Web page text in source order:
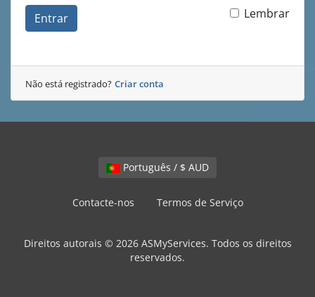
Entrar Lembrar
Não está registrado? Criar conta
Português / $ AUD
Contacte-nos Termos de Serviço
Direitos autorais © 2026 ASMyServices. Todos os direitos
reservados.